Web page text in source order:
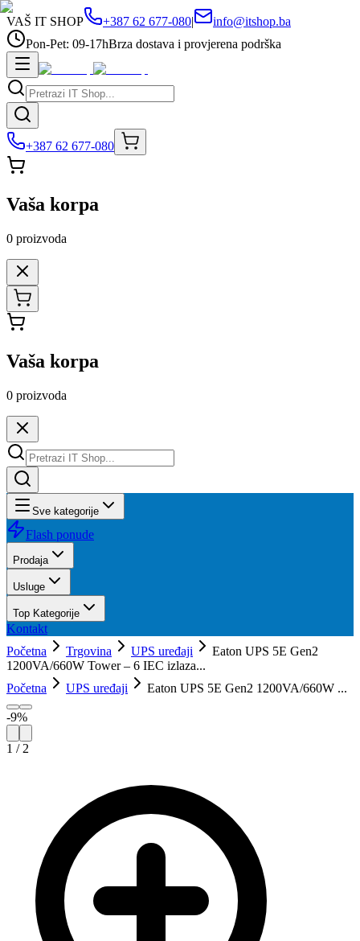
VAŠ IT SHOP +387 62 677-080|
info@itshop.ba
Pon-Pet: 09-17hBrza dostava i provjerena podrška
+387 62 677-080
Vaša korpa
0 proizvoda
Vaša korpa
0 proizvoda
Sve kategorije
Flash ponude
Prodaja
Usluge
Top Kategorije
Kontakt
Početna
Trgovina UPS uređaji
Eaton UPS 5E Gen2
1200VA/660W Tower – 6 IEC izlaza...
Početna
UPS uređaji Eaton UPS 5E Gen2 1200VA/660W ...
-9%
1 / 2